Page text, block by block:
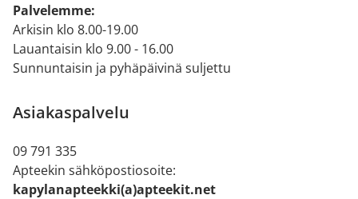
Palvelemme:
Arkisin klo 8.00-19.00
Lauantaisin klo 9.00 - 16.00
Sunnuntaisin ja pyhäpäivinä suljettu
Asiakaspalvelu
09 791 335
Apteekin sähköpostiosoite:
kapylanapteekki(a)apteekit.net